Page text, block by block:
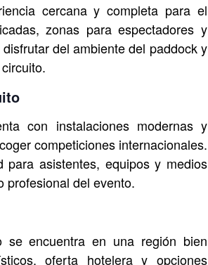
cercana y completa para el
zonas para espectadores y
del ambiente del paddock y
con instalaciones modernas y
competiciones internacionales.
para asistentes, equipos y medios
profesional del evento.
encuentra en una región bien
oferta hotelera y opciones